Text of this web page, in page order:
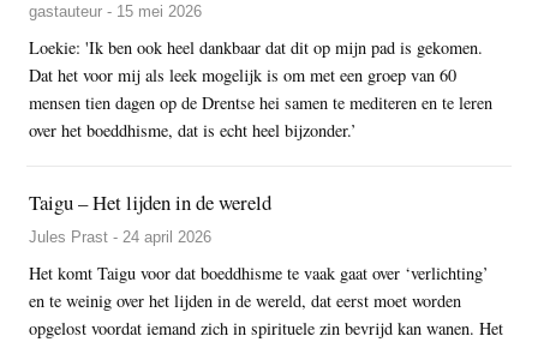
gastauteur - 15 mei 2026
Loekie: 'Ik ben ook heel dankbaar dat dit op mijn pad is gekomen.
Dat het voor mij als leek mogelijk is om met een groep van 60
mensen tien dagen op de Drentse hei samen te mediteren en te leren
over het boeddhisme, dat is echt heel bijzonder.’
Taigu – Het lijden in de wereld
Jules Prast - 24 april 2026
Het komt Taigu voor dat boeddhisme te vaak gaat over ‘verlichting’
en te weinig over het lijden in de wereld, dat eerst moet worden
opgelost voordat iemand zich in spirituele zin bevrijd kan wanen. Het